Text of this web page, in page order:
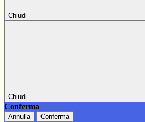
Chiudi
Chiudi
Conferma
Annulla Conferma